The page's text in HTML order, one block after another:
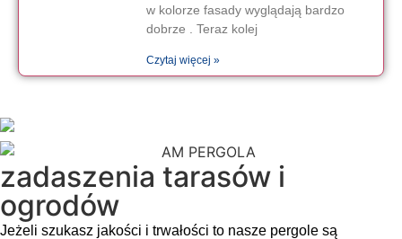
w kolorze fasady wyglądają bardzo
dobrze . Teraz kolej
Czytaj więcej »
zadaszenia tarasów i
ogrodów
Jeżeli szukasz jakości i trwałości to nasze pergole są